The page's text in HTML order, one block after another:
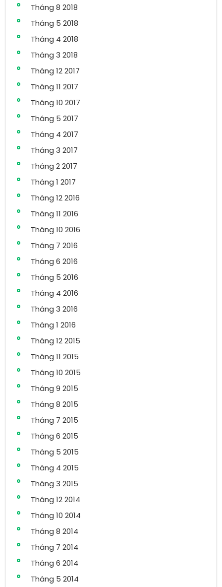
Tháng 8 2018
Tháng 5 2018
Tháng 4 2018
Tháng 3 2018
Tháng 12 2017
Tháng 11 2017
Tháng 10 2017
Tháng 5 2017
Tháng 4 2017
Tháng 3 2017
Tháng 2 2017
Tháng 1 2017
Tháng 12 2016
Tháng 11 2016
Tháng 10 2016
Tháng 7 2016
Tháng 6 2016
Tháng 5 2016
Tháng 4 2016
Tháng 3 2016
Tháng 1 2016
Tháng 12 2015
Tháng 11 2015
Tháng 10 2015
Tháng 9 2015
Tháng 8 2015
Tháng 7 2015
Tháng 6 2015
Tháng 5 2015
Tháng 4 2015
Tháng 3 2015
Tháng 12 2014
Tháng 10 2014
Tháng 8 2014
Tháng 7 2014
Tháng 6 2014
Tháng 5 2014